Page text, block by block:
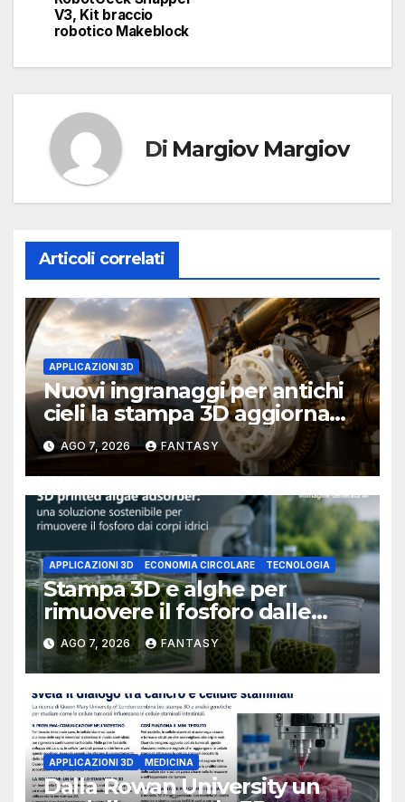
V3, Kit braccio
robotico Makeblock
Di Margiov Margiov
Articoli correlati
APPLICAZIONI 3D
Nuovi ingranaggi per antichi
cieli la stampa 3D aggiorna
un osservatorio del 1930 della
University of Arkansas at
Little Rock
AGO 7, 2026 FANTASY
APPLICAZIONI 3D ECONOMIA CIRCOLARE TECNOLOGIA
Stampa 3D e alghe per
rimuovere il fosforo dalle
acque il progetto della
Florida Atlantic University
AGO 7, 2026 FANTASY
APPLICAZIONI 3D MEDICINA
Dalla Rowan University un